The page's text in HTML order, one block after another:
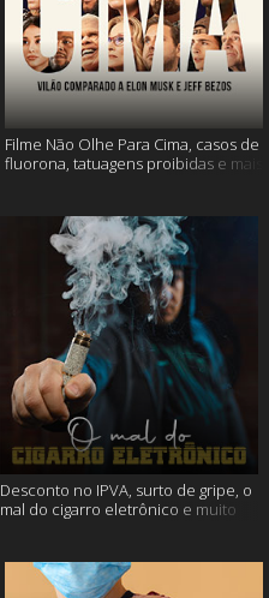
Filme Não Olhe Para Cima, casos de
fluorona, tatuagens proibidas e mais
Desconto no IPVA, surto de gripe, o
mal do cigarro eletrônico e muito